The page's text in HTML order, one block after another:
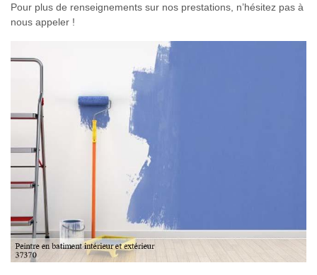
Pour plus de renseignements sur nos prestations, n’hésitez pas à
nous appeler !